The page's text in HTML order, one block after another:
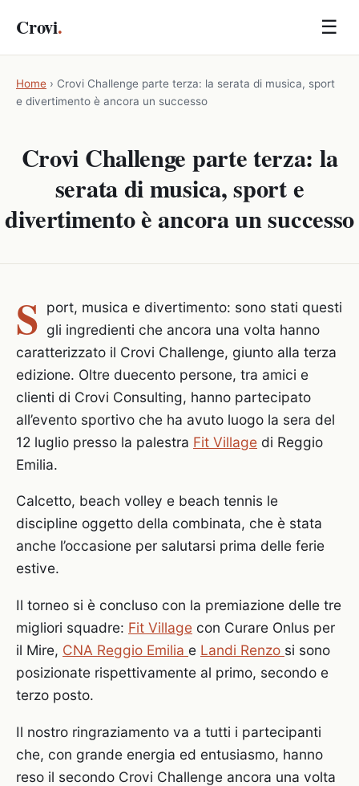
Crovi. ☰
Home › Crovi Challenge parte terza: la serata di musica, sport
e divertimento è ancora un successo
Crovi Challenge parte terza: la
serata di musica, sport e
divertimento è ancora un successo
S port, musica e divertimento: sono stati questi
gli ingredienti che ancora una volta hanno
caratterizzato il Crovi Challenge, giunto alla terza
edizione. Oltre duecento persone, tra amici e
clienti di Crovi Consulting, hanno partecipato
all’evento sportivo che ha avuto luogo la sera del
12 luglio presso la palestra Fit Village di Reggio
Emilia.
Calcetto, beach volley e beach tennis le
discipline oggetto della combinata, che è stata
anche l’occasione per salutarsi prima delle ferie
estive.
Il torneo si è concluso con la premiazione delle tre
migliori squadre: Fit Village con Curare Onlus per
il Mire, CNA Reggio Emilia e Landi Renzo si sono
posizionate rispettivamente al primo, secondo e
terzo posto.
Il nostro ringraziamento va a tutti i partecipanti
che, con grande energia ed entusiasmo, hanno
reso il secondo Crovi Challenge ancora una volta